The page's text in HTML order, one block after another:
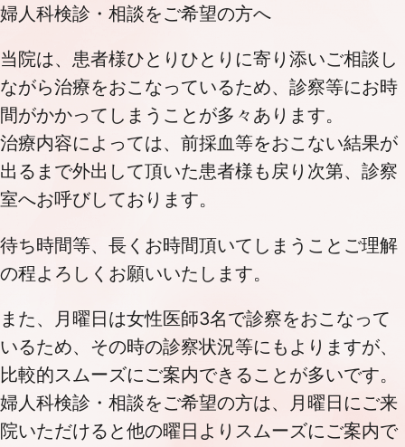
on
婦人科検診・相談をご希望の方へ
当院は、患者様ひとりひとりに寄り添いご相談し
ながら治療をおこなっているため、診察等にお時
間がかかってしまうことが多々あります。
治療内容によっては、前採血等をおこない結果が
出るまで外出して頂いた患者様も戻り次第、診察
室へお呼びしております。
待ち時間等、長くお時間頂いてしまうことご理解
の程よろしくお願いいたします。
また、月曜日は女性医師3名で診察をおこなって
いるため、その時の診察状況等にもよりますが、
比較的スムーズにご案内できることが多いです。
婦人科検診・相談をご希望の方は、月曜日にご来
院いただけると他の曜日よりスムーズにご案内で